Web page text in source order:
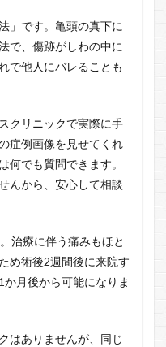
」です。亀頭の真下に
で、傷跡がしわの中に
で他人にバレることも
クリニックで実際に手
症例画像を見せてくれ
何でも質問できます。
んから、安心して相談
治療に伴う痛みもほと
め術後2週間後に来院す
月後から可能になりま
はありませんが、同じ